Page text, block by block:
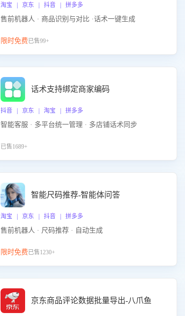
淘宝 | 京东 | 抖音 | 拼多多
售前机器人 · 商品识别与对比 ·话术一键生成
限时免费已售99+
话术支持绑定商家编码
抖音 | 京东 | 淘宝 | 拼多多
智能客服 · 多平台统一管理 · 多店铺话术同步
已售1689+
智能尺码推荐-智能体问答
淘宝 | 京东 | 抖音 | 拼多多
售前机器人 · 尺码推荐 · 自动生成
限时免费已售1230+
京东商品评论数据批量导出-八爪鱼